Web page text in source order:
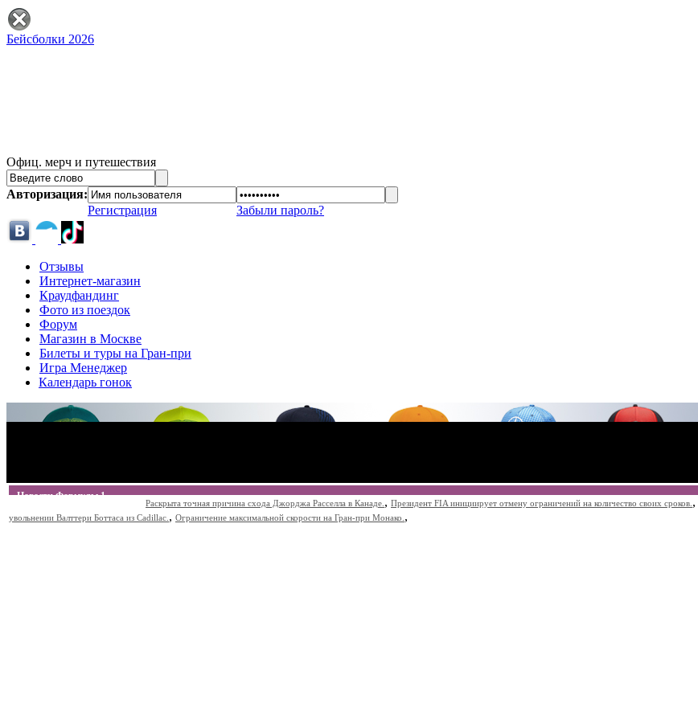
Бейсболки 2026
Офиц. мерч и путешествия
Авторизация:
Регистрация
Забыли пароль?
Отзывы
Интернет-магазин
Краудфандинг
Фото из поездок
Форум
Магазин в Москве
Билеты и туры на Гран-при
Игра Менеджер
Календарь гонок
Новости Формулы 1
Раскрыта точная причина схода Джорджа Расселла в Канаде. , Президент FIA инициирует отмену ограничений на количество своих сроков. ,
увольнении Валттери Боттаса из Cadillac. , Ограничение максимальной скорости на Гран-при Монако. ,